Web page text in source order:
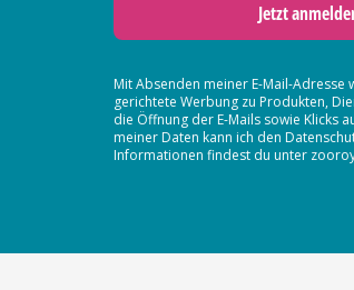
Jetzt
Mit Absenden meiner E-Mail-Adresse
gerichtete Werbung zu Produkten,
die Öffnung der E-Mails sowie Klicks
meiner Daten kann ich den
Informationen findest du unter